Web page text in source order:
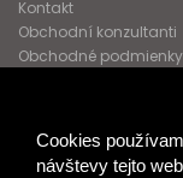
Cookies
návštevy tejto
Kontakt
Obchodní konzultanti
Obchodné podmienky